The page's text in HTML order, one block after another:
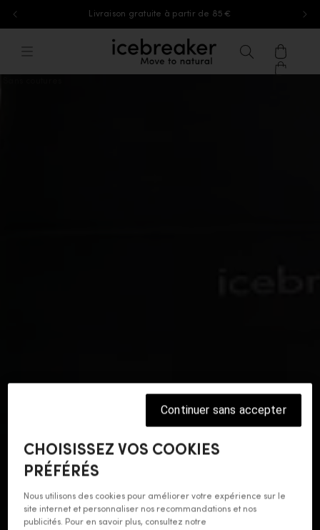
Aller au contenuLivraison gratuite à partir de 85 €
icebreaker®, accéder à la page
Recherche
Panier
CHOISISSEZ VOS COOKIES
PRÉFÉRÉS
Nous utilisons des cookies pour améliorer votre expérience sur le
site internet et personnaliser nos recommandations et nos
publicités. Pour en savoir plus, consultez notre
Continuer sans accepter